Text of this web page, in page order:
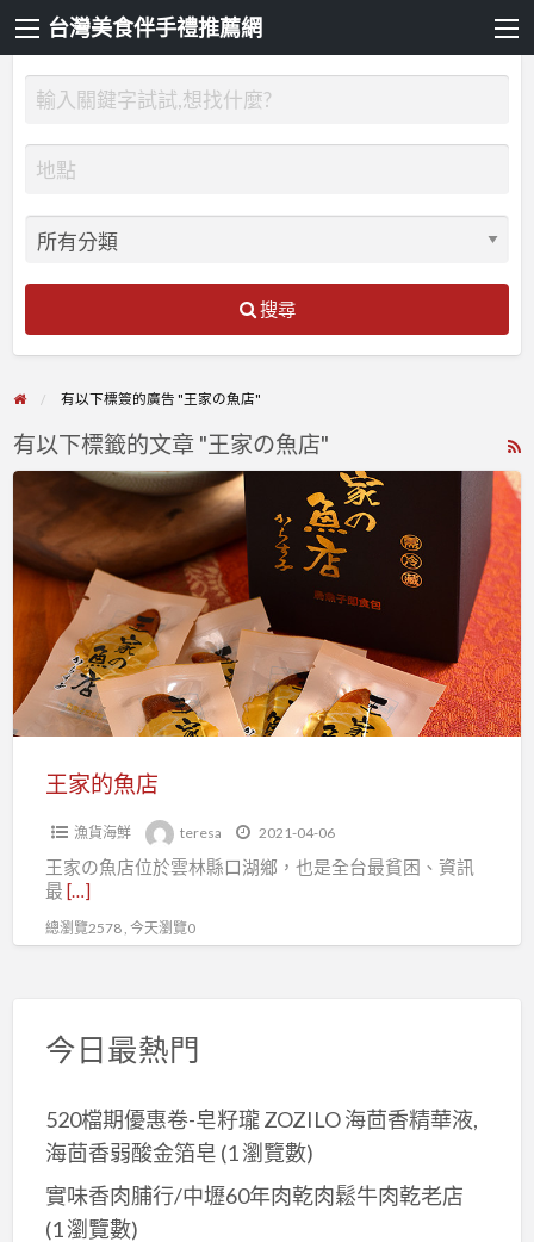
台灣美食伴手禮推薦網
搜尋
有以下標簽的廣告 "王家の魚店"
有以下標籤的文章 "王家の魚店"
家
的
魚
王家的魚店
漁貨海鮮 teresa 2021-04-06
王家の魚店位於雲林縣口湖鄉，也是全台最貧困、資訊
最 […]
總瀏覽2578 , 今天瀏覽0
今日最熱門
520檔期優惠卷-皂籽瓏 ZOZILO 海茴香精華液,
海茴香弱酸金箔皂 (1 瀏覽數)
實味香肉脯行/中壢60年肉乾肉鬆牛肉乾老店
(1 瀏覽數)